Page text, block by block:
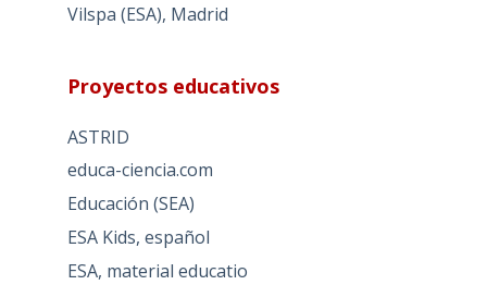
Vilspa (ESA), Madrid
Proyectos educativos
ASTRID
educa-ciencia.com
Educación (SEA)
ESA Kids, español
ESA, material educatio